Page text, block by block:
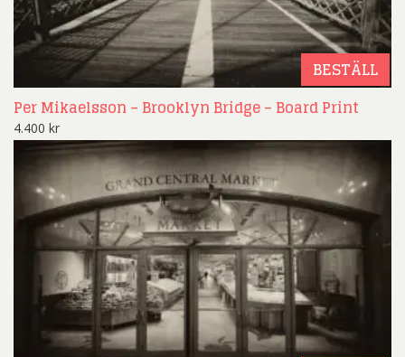
BESTÄLL
Per Mikaelsson – Brooklyn Bridge – Board Print
4.400 kr